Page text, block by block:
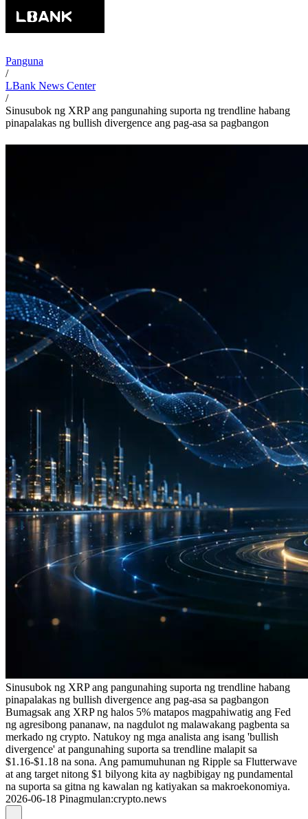
Panguna
/
LBank News Center
/
Sinusubok ng XRP ang pangunahing suporta ng trendline habang
pinapalakas ng bullish divergence ang pag-asa sa pagbangon
Sinusubok ng XRP ang pangunahing suporta ng trendline habang
pinapalakas ng bullish divergence ang pag-asa sa pagbangon
Bumagsak ang XRP ng halos 5% matapos magpahiwatig ang Fed
ng agresibong pananaw, na nagdulot ng malawakang pagbenta sa
merkado ng crypto. Natukoy ng mga analista ang isang 'bullish
divergence' at pangunahing suporta sa trendline malapit sa
$1.16-$1.18 na sona. Ang pamumuhunan ng Ripple sa Flutterwave
at ang target nitong $1 bilyong kita ay nagbibigay ng pundamental
na suporta sa gitna ng kawalan ng katiyakan sa makroekonomiya.
2026-06-18 Pinagmulan:crypto.news